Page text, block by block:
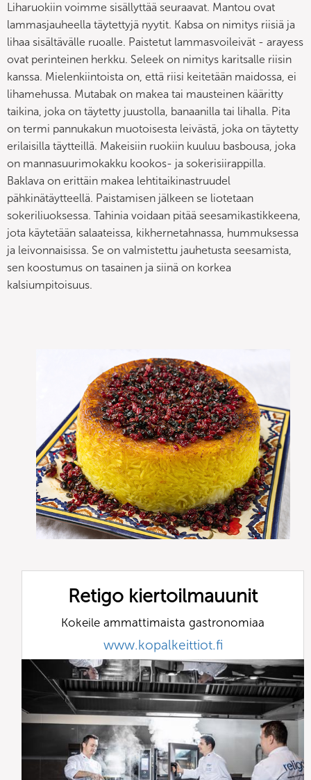
Liharuokiin voimme sisällyttää seuraavat. Mantou ovat
lammasjauheella täytettyjä nyytit. Kabsa on nimitys riisiä ja
lihaa sisältävälle ruoalle. Paistetut lammasvoileivät - arayess
ovat perinteinen herkku. Seleek on nimitys karitsalle riisin
kanssa. Mielenkiintoista on, että riisi keitetään maidossa, ei
lihamehussa. Mutabak on makea tai mausteinen kääritty
taikina, joka on täytetty juustolla, banaanilla tai lihalla. Pita
on termi pannukakun muotoisesta leivästä, joka on täytetty
erilaisilla täytteillä. Makeisiin ruokiin kuuluu basbousa, joka
on mannasuurimokakku kookos- ja sokerisiirappilla.
Baklava on erittäin makea lehtitaikinastruudel
pähkinätäytteellä. Paistamisen jälkeen se liotetaan
sokeriliuoksessa. Tahinia voidaan pitää seesamikastikkeena,
jota käytetään salaateissa, kikhernetahnassa, hummuksessa
ja leivonnaisissa. Se on valmistettu jauhetusta seesamista,
sen koostumus on tasainen ja siinä on korkea
kalsiumpitoisuus.
Retigo kiertoilmauunit
Kokeile ammattimaista gastronomiaa
www.kopalkeittiot.fi